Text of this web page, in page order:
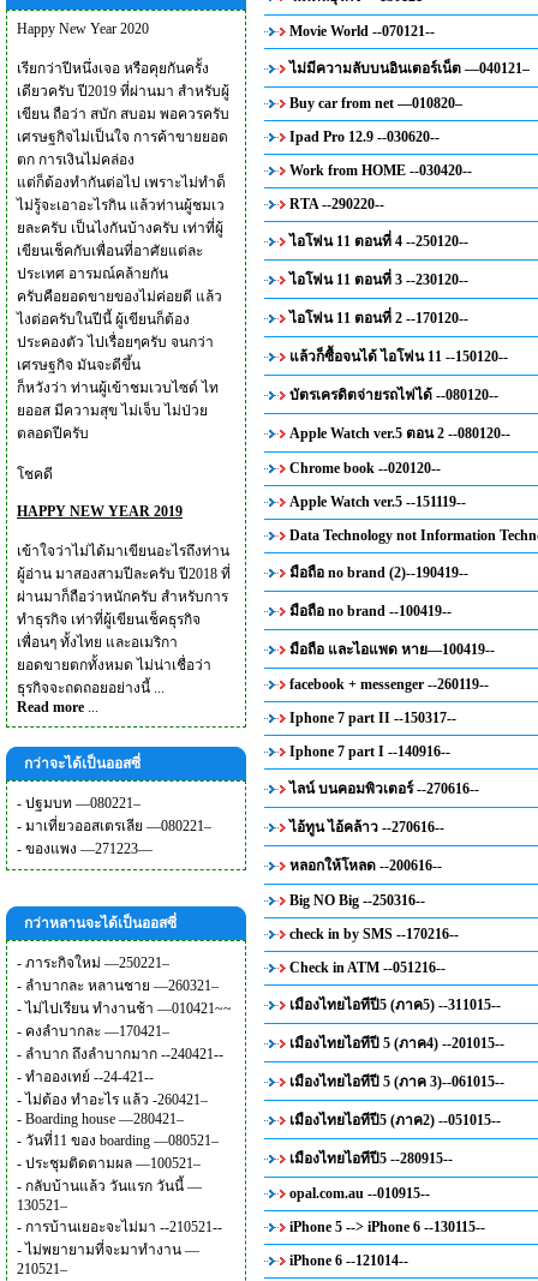
Happy New Year 2020
เรียกว่าปีหนึ่งเจอ หรือคุยกันครั้ง
เดียวครับ ปี2019 ที่ผ่านมา สำหรับผู้
เขียน ถือว่า สบัก สบอม พอควรครับ
เศรษฐกิจไม่เป็นใจ การค้าขายยอด
ตก การเงินไม่คล่อง
แต่ก็ต้องทำกันต่อไป เพราะไม่ทำด็
ไม่รู้จะเอาอะไรกิน แล้วท่านผู้ชมเว
ยละครับ เป็นไงกันบ้างครับ เท่าที่ผู้
เขียนเช็คกับเพื่อนที่อาศัยแต่ละ
ประเทศ อารมณ์คล้ายกัน
ครับคือยอดขายของไม่ค่อยดี แล้ว
ไงต่อครับในปีนี้ ผู้เขียนก็ต้อง
ประคองตัว ไปเรื่อยๆครับ จนกว่า
เศรษฐกิจ มันจะดีขึ้น
ก็หวังว่า ท่านผู้เข้าชมเวบไซด์ ไท
ยออส มีความสุข ไม่เจ็บ ไม่ป่วย
ตลอดปีครับ
โชคดี
HAPPY NEW YEAR 2019
เข้าใจว่าไม่ได้มาเขียนอะไรถึงท่าน
ผู้อ่าน มาสองสามปีละครับ ปี2018 ที่
ผ่านมาก็ถือว่าหนักครับ สำหรับการ
ทำธุรกิจ เท่าที่ผู้เขียนเช็คธุรกิจ
เพื่อนๆ ทั้งไทย และอเมริกา
ยอดขายตกทั้งหมด ไม่น่าเชื่อว่า
ธุรกิจจะถดถอยอย่างนี้ ...
Read more ...
กว่าจะได้เป็นออสซี่
- ปฐมบท —080221–
- มาเที่ยวออสเตรเลีย —080221–
- ของแพง —271223—
กว่าหลานจะได้เป็นออสซี่
- ภาระกิจใหม่ —250221–
- ลำบากละ หลานชาย —260321–
- ไม่ไปเรียน ทำงานช้า —010421~~
- คงลำบากละ —170421–
- ลำบาก ถึงลำบากมาก --240421--
- ทำอองเทย์ --24-421--
- ไม่ต้อง ทำอะไร แล้ว -260421–
- Boarding house —280421–
- วันที่11 ของ boarding —080521–
- ประชุมติดตามผล —100521–
- กลับบ้านแล้ว วันแรก วันนี้ —
130521–
- การบ้านเยอะจะไม่มา --210521--
- ไม่พยายามที่จะมาทำงาน —
210521–
Movie World --070121--
ไม่มีความลับบนอินเตอร์เน็ต —040121–
Buy car from net —010820–
Ipad Pro 12.9 --030620--
Work from HOME --030420--
RTA --290220--
ไอโฟน 11 ตอนที่ 4 --250120--
ไอโฟน 11 ตอนที่ 3 --230120--
ไอโฟน 11 ตอนที่ 2 --170120--
แล้วก็ซื้อจนได้ ไอโฟน 11 --150120--
บัตรเครดิตจ่ายรถไฟได้ --080120--
Apple Watch ver.5 ตอน 2 --080120--
Chrome book --020120--
Apple Watch ver.5 --151119--
Data Technology not Information
มือถือ no brand (2)--190419--
มือถือ no brand --100419--
มือถือ และไอแพด หาย—100419--
facebook + messenger --260119--
Iphone 7 part II --150317--
Iphone 7 part I --140916--
ไลน์ บนคอมพิวเตอร์ --270616--
ไอ้ทูน ไอ้คล้าว --270616--
หลอกให้โหลด --200616--
Big NO Big --250316--
check in by SMS --170216--
Check in ATM --051216--
เมืองไทยไอทีปี5 (ภาค5) --311015--
เมืองไทยไอทีปี 5 (ภาค4) --201015--
เมืองไทยไอทีปี 5 (ภาค 3)--061015--
เมืองไทยไอทีปี5 (ภาค2) --051015--
เมืองไทยไอทีปี5 --280915--
opal.com.au --010915--
iPhone 5 --> iPhone 6 --130115--
iPhone 6 --121014--